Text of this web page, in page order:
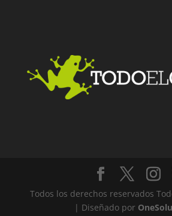
Todos los derechos reservados
| Diseñado por
Facebook